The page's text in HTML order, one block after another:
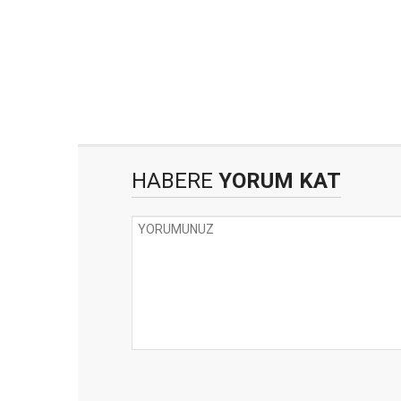
HABERE YORUM KAT